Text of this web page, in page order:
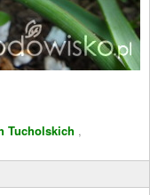
Tucholskich ,